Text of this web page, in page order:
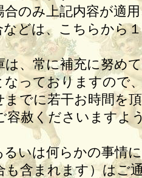
のみ上記内容が適
どは、こちらから
。
は、常に補充に努め
なっておりますので
でに若干お時間を
容赦くださいますよ
るいは何らかの事情
も含まれます）はご